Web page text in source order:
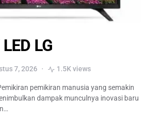
LG
7, 2026 1.5K views
pemikiran manusia yang semakin
dampak munculnya inovasi baru